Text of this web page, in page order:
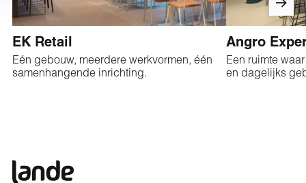
EK Retail
Eén gebouw, meerdere werkvormen, één
samenhangende inrichting.
Angro
Een ruimte
en dagelijks